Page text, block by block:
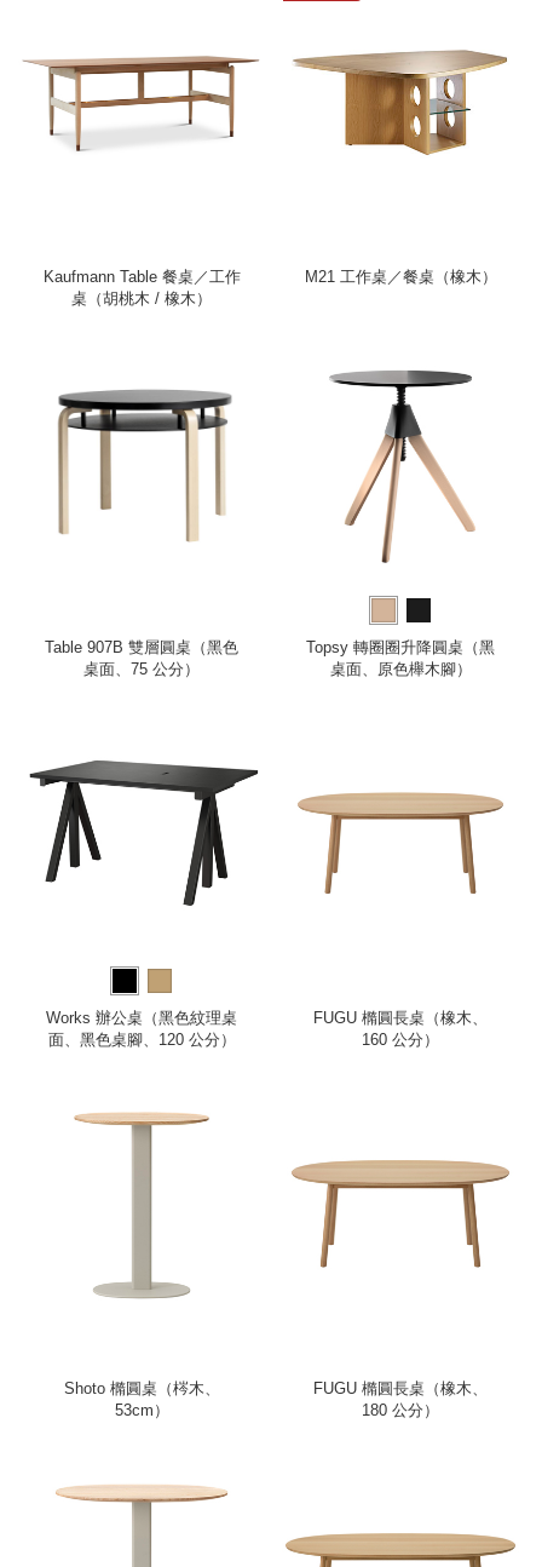
Kaufmann Table 餐桌／工作
桌（胡桃木 / 橡木）
M21 工作桌／餐桌（橡木）
Table 907B 雙層圓桌（黑色
桌面、75 公分）
Topsy 轉圈圈升降圓桌（黑
桌面、原色櫸木腳）
Works 辦公桌（黑色紋理桌
面、黑色桌腳、120 公分）
FUGU 橢圓長桌（橡木、
160 公分）
Shoto 橢圓桌（梣木、
53cm）
FUGU 橢圓長桌（橡木、
180 公分）